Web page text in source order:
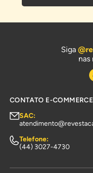
Siga
nas
CONTATO E-COMMERCE
SAC:
Telefone:
(44) 3027-4730